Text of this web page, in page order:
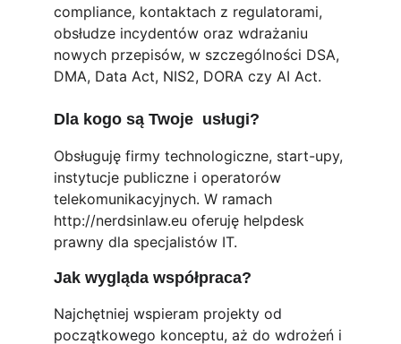
compliance, kontaktach z regulatorami,
obsłudze incydentów oraz wdrażaniu
nowych przepisów, w szczególności DSA,
DMA, Data Act, NIS2, DORA czy AI Act.
Dla kogo są Twoje  usługi?
Obsługuję firmy technologiczne, start-upy,
instytucje publiczne i operatorów
telekomunikacyjnych. W ramach
http://nerdsinlaw.eu oferuję helpdesk
prawny dla specjalistów IT.
Jak wygląda współpraca?
Najchętniej wspieram projekty od
początkowego konceptu, aż do wdrożeń i